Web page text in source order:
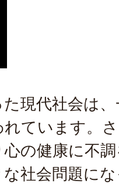
現代社会は
れています。
心の健康に不
社会問題に